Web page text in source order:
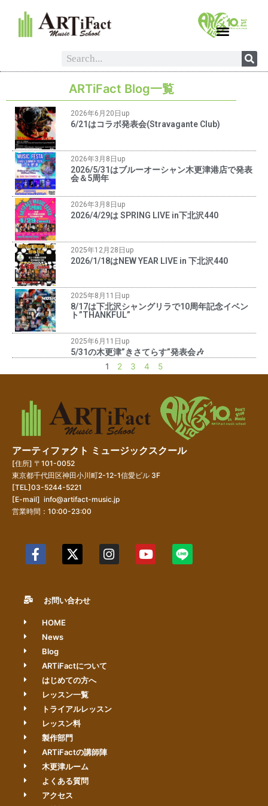
ARTiFact Blog一覧
2026年6月20日up
6/21はコラボ発表会(Stravagante Club)
2026年3月8日up
2026/5/31はブルーオーシャン木更津港店で発表
会＆5周年
2026年3月8日up
2026/4/29は SPRING LIVE in下北沢440
2025年12月28日up
2026/1/18はNEW YEAR LIVE in 下北沢440
2025年8月11日up
8/17は下北沢シャングリラで10周年記念イベン
ト”THANKFUL”
2025年6月11日up
5/31の木更津”きさてらす”発表会🎶
1
2 3 4 5
アーティファクト ミュージックスクール
[住所] 〒101-0052
東京都千代田区神田小川町2-12-1信愛ビル 3F
[TEL]03-5244-5221
[E-mail] info@artifact-music.jp
営業時間：10:00-23:00
お問い合わせ
HOME
News
Blog
ARTiFactについて
はじめての方へ
レッスン一覧
トライアルレッスン
レッスン料
製作部門
ARTiFactの講師陣
木更津ルーム
よくある質問
アクセス